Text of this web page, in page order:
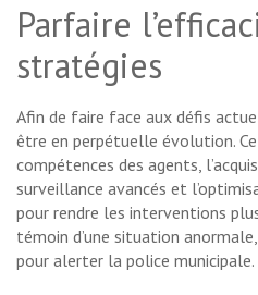
Parfaire
stratégies
Afin de faire face aux défis
être en perpétuelle évolution.
compétences des agents,
surveillance avancés et
pour rendre les interventions
témoin d’une situation
pour alerter la police municipale.